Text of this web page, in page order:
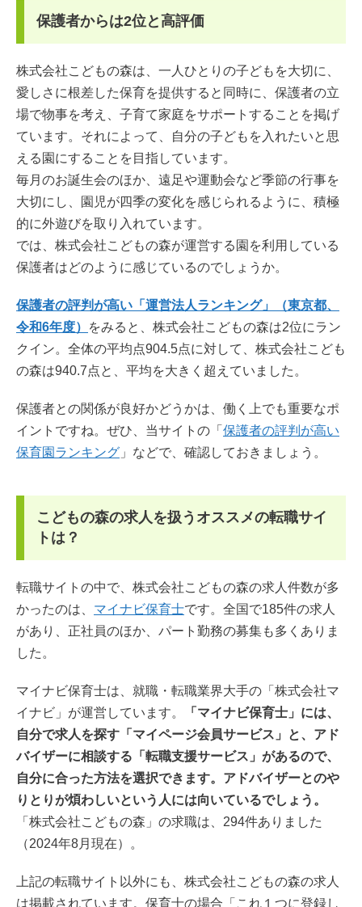
保護者からは2位と高評価
株式会社こどもの森は、一人ひとりの子どもを大切に、
愛しさに根差した保育を提供すると同時に、保護者の立
場で物事を考え、子育て家庭をサポートすることを掲げ
ています。それによって、自分の子どもを入れたいと思
える園にすることを目指しています。
毎月のお誕生会のほか、遠足や運動会など季節の行事を
大切にし、園児が四季の変化を感じられるように、積極
的に外遊びを取り入れています。
では、株式会社こどもの森が運営する園を利用している
保護者はどのように感じているのでしょうか。
保護者の評判が高い「運営法人ランキング」（東京都、
令和6年度）
をみると、株式会社こどもの森は2位にラン
クイン。全体の平均点904.5点に対して、株式会社こども
の森は940.7点と、平均を大きく超えていました。
保護者との関係が良好かどうかは、働く上でも重要なポ
イントですね。ぜひ、当サイトの「 保護者の評判が高い
保育園ランキング 」などで、確認しておきましょう。
こどもの森の求人を扱うオススメの転職サイ
トは？
転職サイトの中で、株式会社こどもの森の求人件数が多
かったのは、 マイナビ保育士です。全国で185件の求人
があり、正社員のほか、パート勤務の募集も多くありま
した。
マイナビ保育士は、就職・転職業界大手の「株式会社マ
イナビ」が運営しています。
「マイナビ保育士」には、
自分で求人を探す「マイページ会員サービス」と、アド
バイザーに相談する「転職支援サービス」があるので、
自分に合った方法を選択できます。アドバイザーとのや
りとりが煩わしいという人には向いているでしょう。
「株式会社こどもの森」の求職は、294件ありました
（2024年8月現在）。
上記の転職サイト以外にも、株式会社こどもの森の求人
は掲載されています。保育士の場合「これ１つに登録し